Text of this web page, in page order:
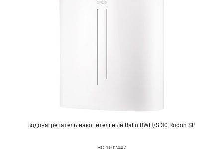
Водонагреватель накопительный Ballu BWH/S 30 Rodon SP
НС-1602447